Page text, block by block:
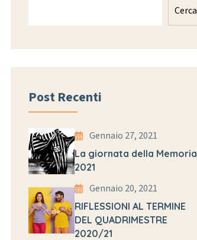
Cerca
Post Recenti
Gennaio 27, 2021
La giornata della Memoria
2021
Gennaio 20, 2021
RIFLESSIONI AL TERMINE
DEL QUADRIMESTRE
2020/21